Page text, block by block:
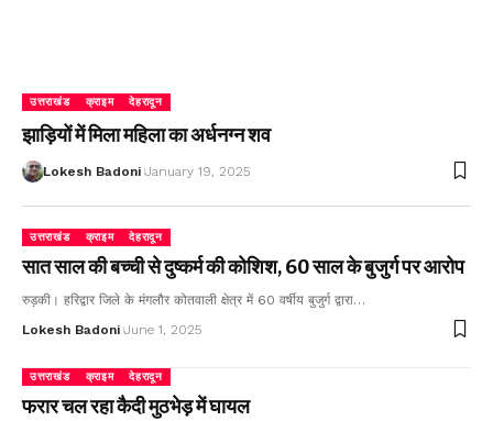
उत्तराखंड क्राइम देहरादून
झाड़ियों में मिला महिला का अर्धनग्न शव
Lokesh Badoni January 19, 2025
उत्तराखंड क्राइम देहरादून
सात साल की बच्ची से दुष्कर्म की कोशिश, 60 साल के बुजुर्ग पर आरोप
रुड़की। हरिद्वार जिले के मंगलौर कोतवाली क्षेत्र में 60 वर्षीय बुजुर्ग द्वारा…
Lokesh Badoni June 1, 2025
उत्तराखंड क्राइम देहरादून
फरार चल रहा कैदी मुठभेड़ में घायल